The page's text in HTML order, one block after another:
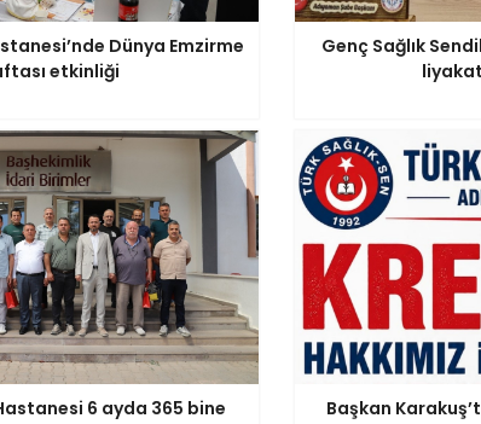
Dünya Emzirme
etkinliği
Genç Sağlık
6 ayda 365 bine
Başkan